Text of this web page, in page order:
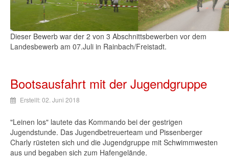
Dieser Bewerb war der 2 von 3 Abschnittsbewerben vor dem
Landesbewerb am 07.Juli in Rainbach/Freistadt.
Bootsausfahrt mit der Jugendgruppe
Erstellt: 02. Juni 2018
"Leinen los" lautete das Kommando bei der gestrigen
Jugendstunde. Das Jugendbetreuerteam und Pissenberger
Charly rüsteten sich und die Jugendgruppe mit Schwimmwesten
aus und begaben sich zum Hafengelände.